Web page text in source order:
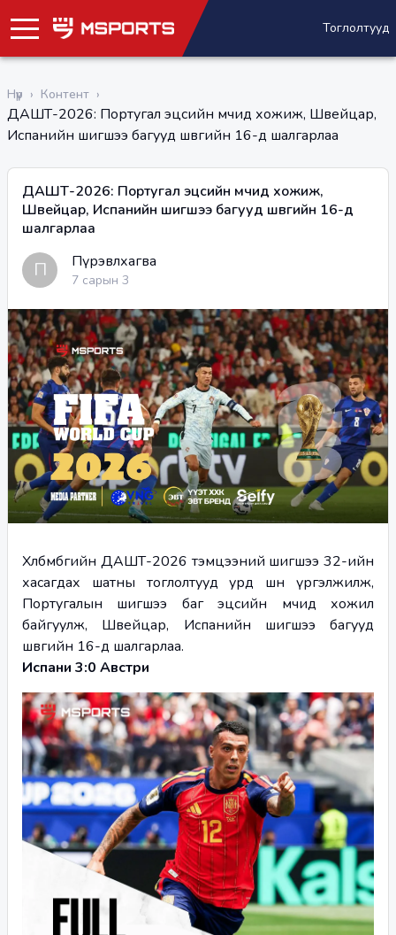
Тоглолтууд
Нүүр › Контент ›
ДАШТ-2026: Португал эцсийн мөчид хожиж, Швейцар,
Испанийн шигшээ багууд шөвгийн 16-д шалгарлаа
ДАШТ-2026: Португал эцсийн мөчид хожиж,
Швейцар, Испанийн шигшээ багууд шөвгийн 16-д
шалгарлаа
П Пүрэвлхагва
7 сарын 3
Хөлбөмбөгийн ДАШТ-2026 тэмцээний шигшээ 32-ийн
хасагдах шатны тоглолтууд урд шөнө үргэлжилж,
Португалын шигшээ баг эцсийн мөчид хожил
байгуулж, Швейцар, Испанийн шигшээ багууд
шөвгийн 16-д шалгарлаа.
Испани 3:0 Австри